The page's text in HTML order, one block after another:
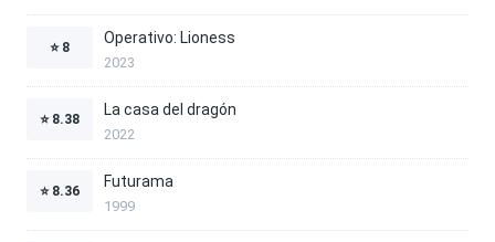
⭐ 8
Operativo: Lioness
2023
⭐ 8.38
La casa del dragón
2022
⭐ 8.36
Futurama
1999